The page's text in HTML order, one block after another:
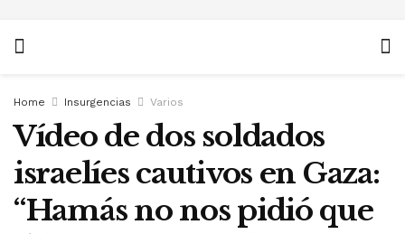
Home Insurgencias Varios
Vídeo de dos soldados
israelíes cautivos en Gaza:
“Hamás no nos pidió que